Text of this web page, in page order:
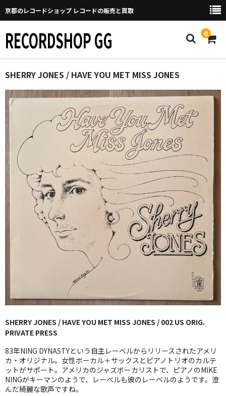
京都のレコードショップ レコードの販売と買取
RECORDSHOP GG 0
Home
マイページ
買取について
取り置きなどについて
Categories
New Arrivals
GG RECORD （当店のレーベル）
BLUE NOTE
JAZZ-EU
JAZZ-JP
JAZZ-VOCAL
J-POP
SHERRY JONES / HAVE YOU MET MISS JONES
SHERRY JONES / HAVE YOU MET MISS JONES / 002 US ORIG.
PRIVATE PRESS
83年NING DYNASTYという自主レーベルからリリースされたアメリ
カ・オリジナル。女性ボーカル＋サックスとピアノトリオのカルテ
ットがサポート。アメリカのジャズボーカリストで、ピアノのMIKE
NINGがキーマンのようで、レーベルも彼のレーベルのようです。澄
んだ綺麗な歌声ですね。